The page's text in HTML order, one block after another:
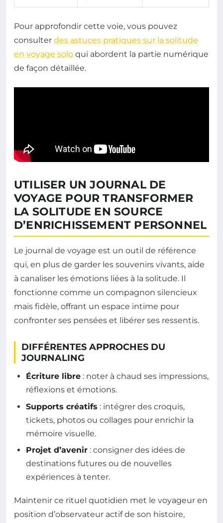
Pour approfondir cette voie, vous pouvez
consulter des astuces pratiques sur la solitude
en voyage solo qui abordent la partie numérique
de façon détaillée.
UTILISER UN JOURNAL DE
VOYAGE POUR TRANSFORMER
LA SOLITUDE EN SOURCE
D’ENRICHISSEMENT PERSONNEL
Le journal de voyage est un outil de référence
qui, en plus de garder les souvenirs vivants, aide
à canaliser les émotions liées à la solitude. Il
fonctionne comme un compagnon silencieux
mais fidèle, offrant un espace intime pour
confronter ses pensées et libérer ses ressentis.
DIFFÉRENTES APPROCHES DU
JOURNALING
Écriture libre : noter à chaud ses impressions,
réflexions et émotions.
Supports créatifs : intégrer des croquis,
tickets, photos ou collages pour enrichir la
mémoire visuelle.
Projet d’avenir : consigner des idées de
destinations futures ou de nouvelles
expériences à tenter.
Maintenir ce rituel quotidien met le voyageur en
position d’observateur actif de son histoire,